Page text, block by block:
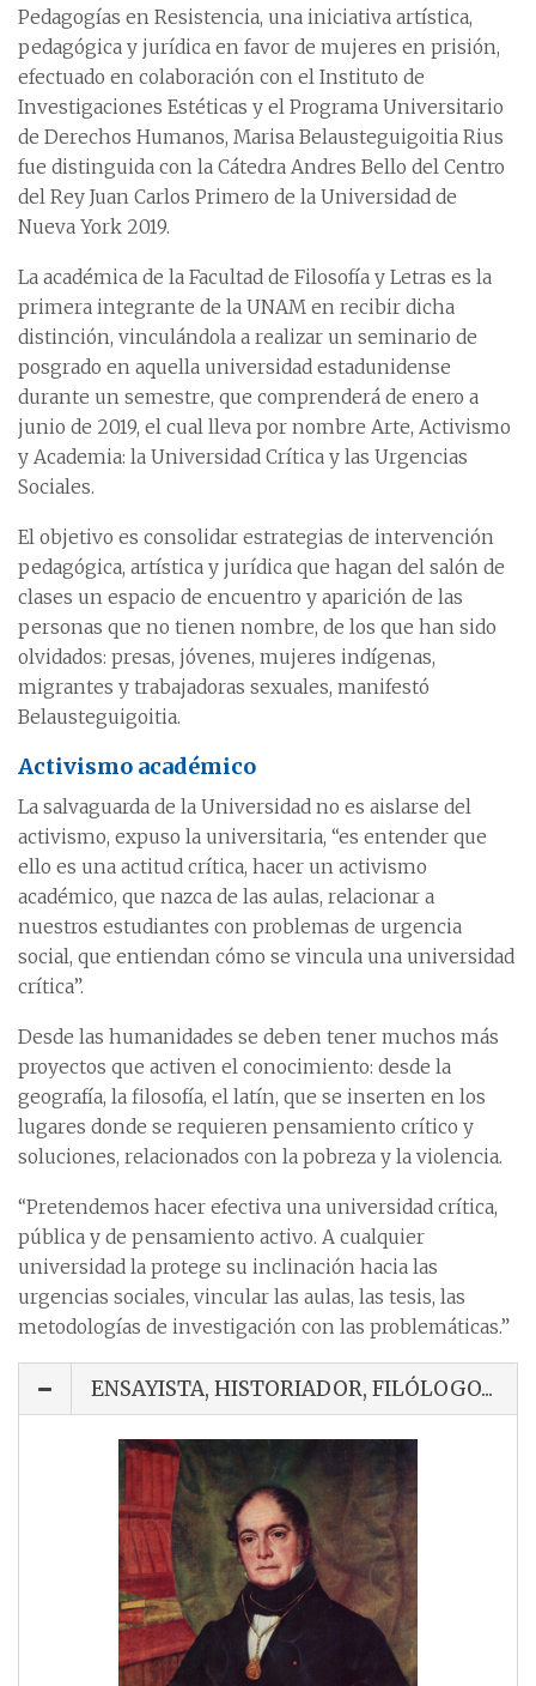
Pedagogías en Resistencia, una iniciativa artística,
pedagógica y jurídica en favor de mujeres en prisión,
efectuado en colaboración con el Instituto de
Investigaciones Estéticas y el Programa Universitario
de Derechos Humanos, Marisa Belausteguigoitia Rius
fue distinguida con la Cátedra Andres Bello del Centro
del Rey Juan Carlos Primero de la Universidad de
Nueva York 2019.
La académica de la Facultad de Filosofía y Letras es la
primera integrante de la UNAM en recibir dicha
distinción, vinculándola a realizar un seminario de
posgrado en aquella universidad estadunidense
durante un semestre, que comprenderá de enero a
junio de 2019, el cual lleva por nombre Arte, Activismo
y Academia: la Universidad Crítica y las Urgencias
Sociales.
El objetivo es consolidar estrategias de intervención
pedagógica, artística y jurídica que hagan del salón de
clases un espacio de encuentro y aparición de las
personas que no tienen nombre, de los que han sido
olvidados: presas, jóvenes, mujeres indígenas,
migrantes y trabajadoras sexuales, manifestó
Belausteguigoitia.
Activismo académico
La salvaguarda de la Universidad no es aislarse del
activismo, expuso la universitaria, “es entender que
ello es una actitud crítica, hacer un activismo
académico, que nazca de las aulas, relacionar a
nuestros estudiantes con problemas de urgencia
social, que entiendan cómo se vincula una universidad
crítica”.
Desde las humanidades se deben tener muchos más
proyectos que activen el conocimiento: desde la
geografía, la filosofía, el latín, que se inserten en los
lugares donde se requieren pensamiento crítico y
soluciones, relacionados con la pobreza y la violencia.
“Pretendemos hacer efectiva una universidad crítica,
pública y de pensamiento activo. A cualquier
universidad la protege su inclinación hacia las
urgencias sociales, vincular las aulas, las tesis, las
metodologías de investigación con las problemáticas.”
ENSAYISTA, HISTORIADOR, FILÓLOGO...